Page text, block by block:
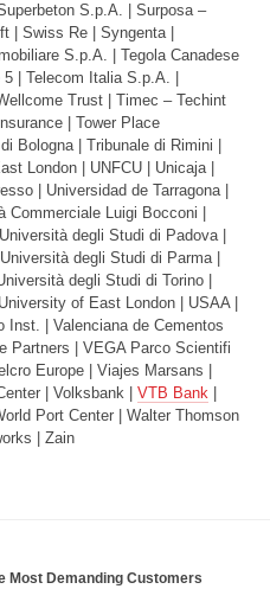
S.p.A. | Surposa –
| Swiss Re | Syngenta |
S.p.A. | Tegola Canadese
| Telecom Italia S.p.A. |
Trust | Timec – Techint
| Tower Place
Bologna | Tribunale di Rimini |
London | UNFCU | Unicaja |
| Universidad de Tarragona |
Luigi Bocconi |
degli Studi di Padova |
degli Studi di Parma |
degli Studi di Torino |
of East London | USAA |
Inst. | Valenciana de Cementos
Partners | VEGA Parco Scientifi
Europe | Viajes Marsans |
| Volksbank | VTB Bank
Port Center | Walter Thomson
| Zain
Most Demanding Customers